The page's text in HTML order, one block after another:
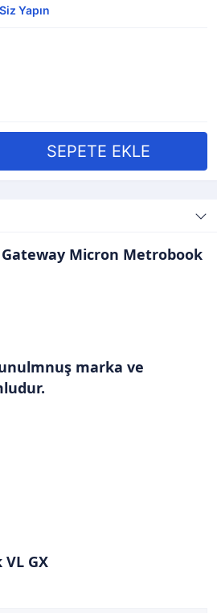
Yapın
Gateway Micron Metrobook
marka ve
GX